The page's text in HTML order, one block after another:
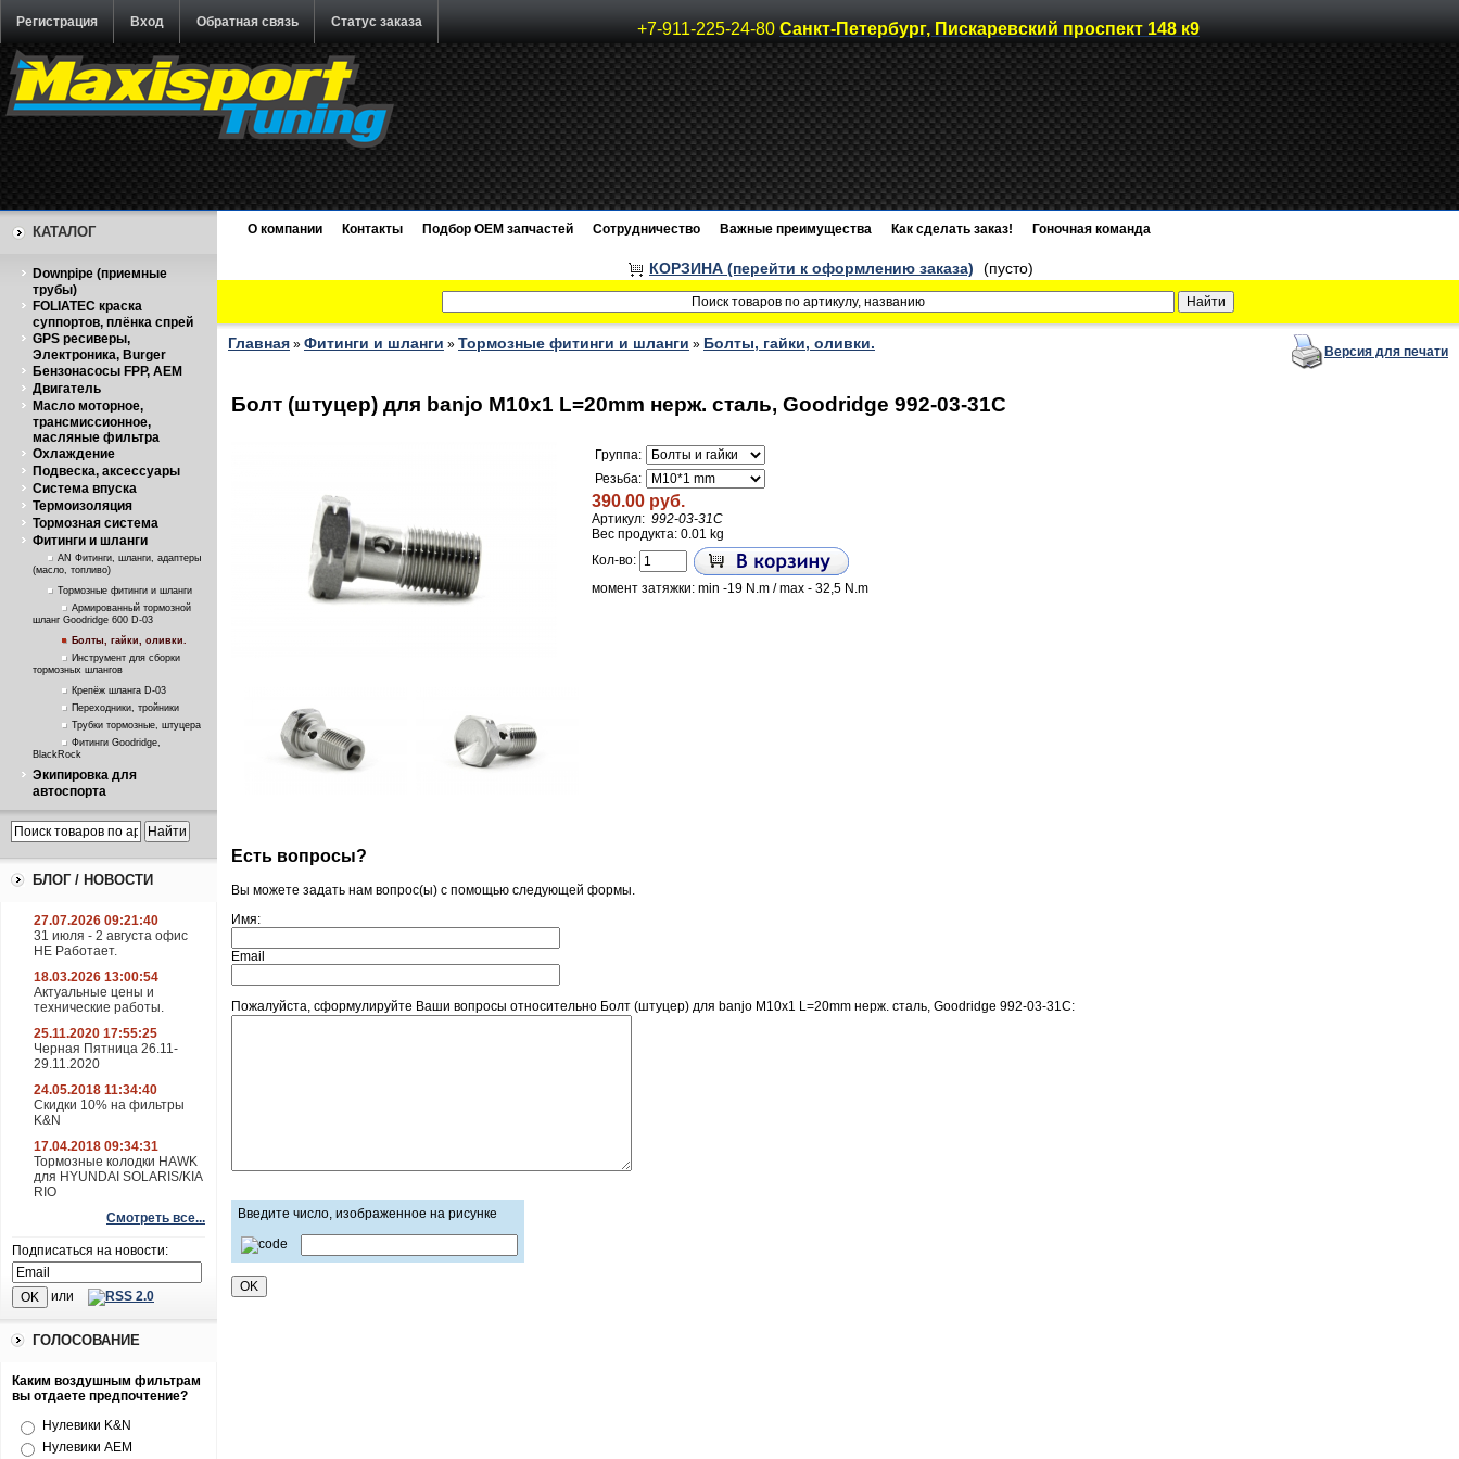
Регистрация Вход Обратная связь Статус заказа +7-911-225-24-80 Санкт-Петербург, Пискаревский проспект 148 к9
КАТАЛОГ
Downpipe (приемные
трубы)
FOLIATEC краска
суппортов, плёнка спрей
GPS ресиверы,
Электроника, Burger
Бензонасосы FPP, AEM
Двигатель
Масло моторное,
трансмиссионное,
масляные фильтра
Охлаждение
Подвеска, аксессуары
Система впуска
Термоизоляция
Тормозная система
Фитинги и шланги
AN Фитинги, шланги, адаптеры
(масло, топливо)
Тормозные фитинги и шланги
Армированный тормозной
шланг Goodridge 600 D-03
Болты, гайки, оливки.
Инструмент для сборки
тормозных шлангов
Крепёж шланга D-03
Переходники, тройники
Трубки тормозные, штуцера
Фитинги Goodridge,
BlackRock
Экипировка для
автоспорта
БЛОГ / НОВОСТИ
27.07.2026 09:21:40
31 июля - 2 августа офис
НЕ Работает.
18.03.2026 13:00:54
Актуальные цены и
технические работы.
25.11.2020 17:55:25
Черная Пятница 26.11-
29.11.2020
24.05.2018 11:34:40
Скидки 10% на фильтры
K&N
17.04.2018 09:34:31
Тормозные колодки HAWK
для HYUNDAI SOLARIS/KIA
RIO
Смотреть все...
Подписаться на новости:
или
ГОЛОСОВАНИЕ
Каким воздушным фильтрам
вы отдаете предпочтение?
Нулевики K&N
Нулевики AEM
О компании Контакты Подбор OEM запчастей Сотрудничество Важные преимущества Как сделать заказ! Гоночная команда
КОРЗИНА (перейти к оформлению заказа) (пусто)
Главная » Фитинги и шланги » Тормозные фитинги и шланги » Болты, гайки, оливки. Версия для печати
Болт (штуцер) для banjo M10x1 L=20mm нерж. сталь, Goodridge 992-03-31C
Группа:
Резьба:
390.00 руб.
Артикул: 992-03-31C
Вес продукта: 0.01 kg
Кол-во:
момент затяжки: min -19 N.m / max - 32,5 N.m
Есть вопросы?
Вы можете задать нам вопрос(ы) с помощью следующей формы.
Имя:
Email
Пожалуйста, сформулируйте Ваши вопросы относительно Болт (штуцер) для banjo M10x1 L=20mm нерж. сталь, Goodridge 992-03-31C:
Введите число, изображенное на рисунке